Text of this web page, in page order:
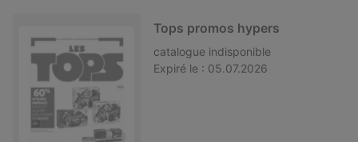
Tops promos hypers
catalogue indisponible
Expiré le : 05.07.2026